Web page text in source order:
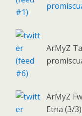
ArMyZ
ArMyZ
Etna (3/